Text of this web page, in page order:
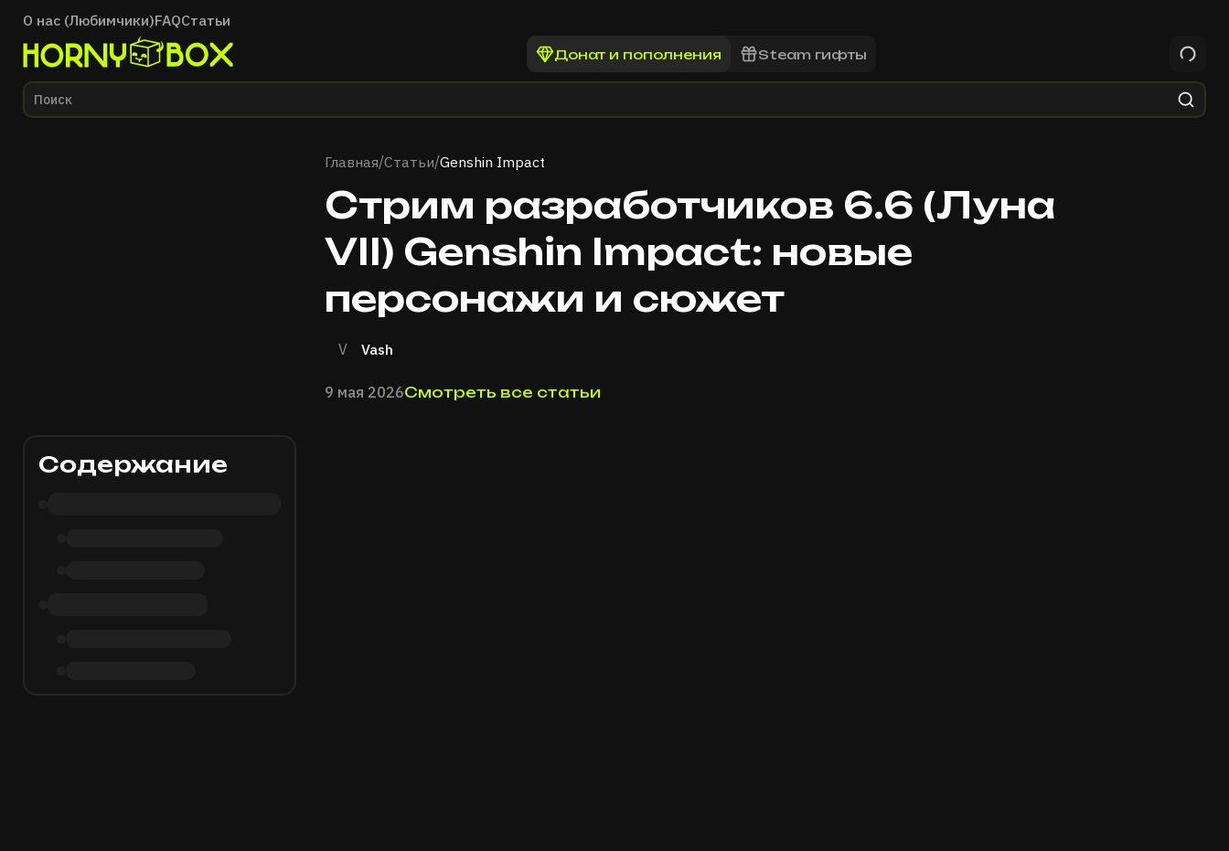
О нас (Любимчики)FAQСтатьи
Главная
Донат и пополнения Steam гифты
Главная/Статьи/Genshin Impact
Стрим разработчиков 6.6 (Луна
VII) Genshin Impact: новые
персонажи и сюжет
V Vash
9 мая 2026Смотреть все статьи
Содержание